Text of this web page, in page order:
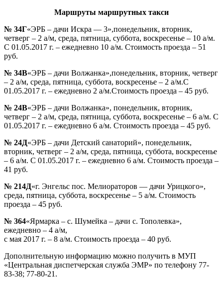
Маршруты маршрутных такси
№ 34Г«ЭРБ – дачи Искра — 3»,понедельник, вторник,
четверг – 2 а/м, среда, пятница, суббота, воскресенье – 10 а/м.
С 01.05.2017 г. – ежедневно 10 а/м. Стоимость проезда – 51
руб.
№ 34В«ЭРБ – дачи Волжанка»,понедельник, вторник, четверг
– 2 а/м, среда, пятница, суббота, воскресенье – 2 а/м.С
01.05.2017 г. – ежедневно 2 а/м.Стоимость проезда – 45 руб.
№ 24В«ЭРБ – дачи Волжанка», понедельник, вторник,
четверг – 2 а/м, среда, пятница, суббота, воскресенье – 6 а/м. С
01.05.2017 г. – ежедневно 6 а/м. Стоимость проезда – 45 руб.
№ 24Д«ЭРБ – дачи Детский санаторий», понедельник,
вторник, четверг – 2 а/м, среда, пятница, суббота, воскресенье
– 6 а/м. С 01.05.2017 г. – ежедневно 6 а/м. Стоимость проезда –
41 руб.
№ 214Д«г. Энгельс пос. Мелиораторов — дачи Урицкого»,
среда, пятница, суббота, воскресенье – 5 а/м. Стоимость
проезда – 45 руб.
№ 364«Ярмарка – с. Шумейка – дачи с. Тополевка»,
ежедневно – 4 а/м,
с мая 2017 г. – 8 а/м. Стоимость проезда – 40 руб.
Дополнительную информацию можно получить в МУП
«Центральная диспетчерская служба ЭМР» по телефону 77-
83-38; 77-80-21.